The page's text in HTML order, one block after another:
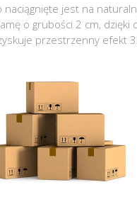
naciągnięte jest na
o grubości 2 cm, dzięki
przestrzenny efekt